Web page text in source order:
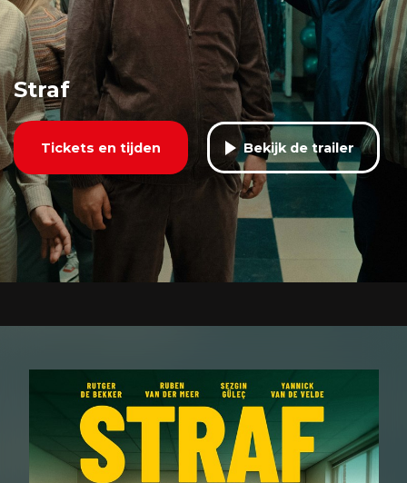
Straf
Tickets en tijden Bekijk de trailer